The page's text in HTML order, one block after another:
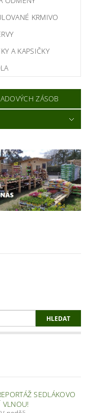
KRMIVO
A KAPSIČKY
ZÁSOB
SEDLÁKOVO
VLNOU!